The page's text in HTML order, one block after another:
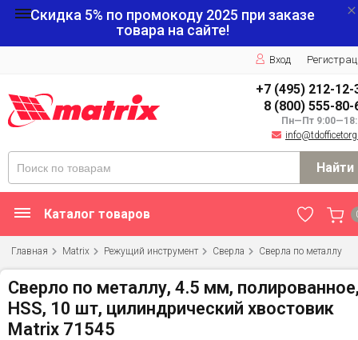
Скидка 5% по промокоду 2025 при заказе
товара на сайте!
Вход
+7 (495) 212-12-
8 (800) 555-80-
Пн—Пт
Найти
Каталог товаров
Главная Matrix Режущий инструмент Сверла Сверла по металлу
Сверло по металлу, 4.5 мм,
HSS, 10 шт, цилиндрический хвостовик
Matrix 71545